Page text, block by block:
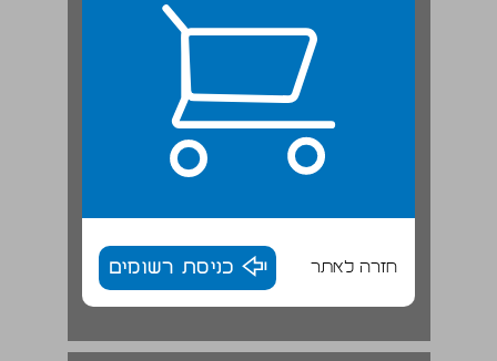
חזרה לאתר כניסת רשומים